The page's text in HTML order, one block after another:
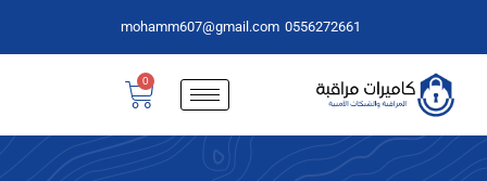
0556272661
mohamm607@gmail.com
0